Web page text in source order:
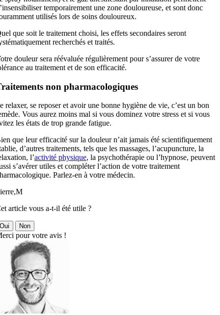
temporairement une zone douloureuse, et sont donc
utilisés lors de soins douloureux.
que soit le traitement choisi, les effets secondaires seront
recherchés et traités.
douleur sera réévaluée régulièrement pour s’assurer de votre
au traitement et de son efficacité.
non pharmacologiques
relaxer, se reposer et avoir une bonne hygiène de vie, c’est un bon
Vous aurez moins mal si vous dominez votre stress et si vous
les états de trop grande fatigue.
que leur efficacité sur la douleur n’ait jamais été scientifiquement
d’autres traitements, tels que les massages, l’acupuncture, la
l’activité physique, la psychothérapie ou l’hypnose, peuvent
s’avérer utiles et compléter l’action de votre traitement
Parlez-en à votre médecin.
article vous a-t-il été utile ?
Non
pour votre avis !